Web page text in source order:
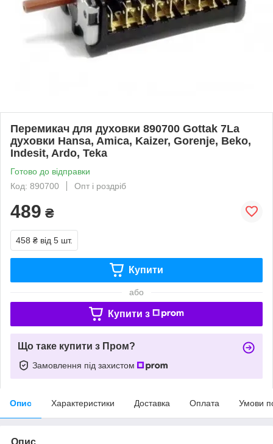
Перемикач для духовки 890700 Gottak 7La
духовки Hansa, Amica, Kaizer, Gorenje, Beko,
Indesit, Ardo, Teka
Готово до відправки
Код: 890700
Опт і роздріб
489 ₴
458 ₴ від 5 шт.
Купити
або
Купити з
Що таке купити з Пром?
Замовлення під захистом
Опис Характеристики Доставка Оплата Умови
Опис